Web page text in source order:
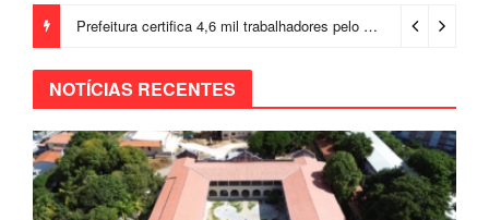
Prefeitura certifica 4,6 mil trabalhadores pelo programa Treinar para Empregar e realiza Feirão de Empregabilidade
NOTÍCIAS RECENTES